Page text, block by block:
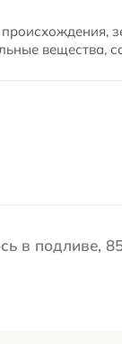
вещества,
в подливе,